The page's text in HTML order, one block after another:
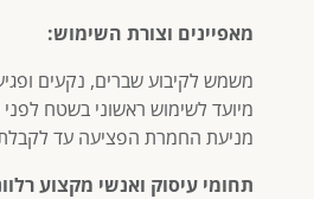
מאפיינים וצורת השימוש:
משמש לקיבוע שברים, נקעים
מיועד לשימוש ראשוני בשטח לפני
מניעת החמרת הפציעה עד
תחומי עיסוק ואנשי מקצוע